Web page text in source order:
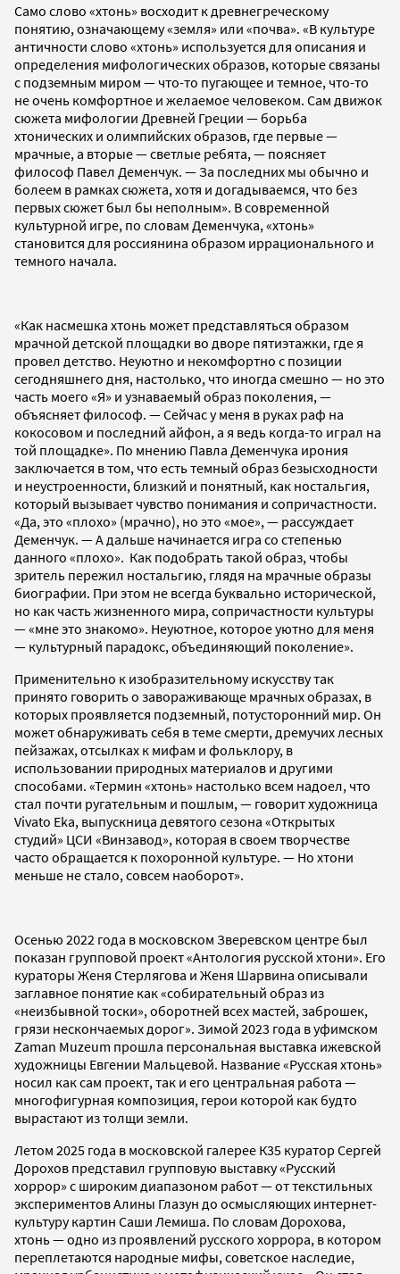
Само слово «хтонь» восходит к древнегреческому
понятию, означающему «земля» или «почва». «В культуре
античности слово «хтонь» используется для описания и
определения мифологических образов, которые связаны
с подземным миром — что-то пугающее и темное, что-то
не очень комфортное и желаемое человеком. Сам движок
сюжета мифологии Древней Греции — борьба
хтонических и олимпийских образов, где первые —
мрачные, а вторые — светлые ребята, — поясняет
философ Павел Деменчук. — За последних мы обычно и
болеем в рамках сюжета, хотя и догадываемся, что без
первых сюжет был бы неполным». В современной
культурной игре, по словам Деменчука, «хтонь»
становится для россиянина образом иррационального и
темного начала.
«Как насмешка хтонь может представляться образом
мрачной детской площадки во дворе пятиэтажки, где я
провел детство. Неуютно и некомфортно с позиции
сегодняшнего дня, настолько, что иногда смешно — но это
часть моего «Я» и узнаваемый образ поколения, —
объясняет философ. — Сейчас у меня в руках раф на
кокосовом и последний айфон, а я ведь когда-то играл на
той площадке». По мнению Павла Деменчука ирония
заключается в том, что есть темный образ безысходности
и неустроенности, близкий и понятный, как ностальгия,
который вызывает чувство понимания и сопричастности.
«Да, это «плохо» (мрачно), но это «мое», — рассуждает
Деменчук. — А дальше начинается игра со степенью
данного «плохо». Как подобрать такой образ, чтобы
зритель пережил ностальгию, глядя на мрачные образы
биографии. При этом не всегда буквально исторической,
но как часть жизненного мира, сопричастности культуры
— «мне это знакомо». Неуютное, которое уютно для меня
— культурный парадокс, объединяющий поколение».
Применительно к изобразительному искусству так
принято говорить о завораживающе мрачных образах, в
которых проявляется подземный, потусторонний мир. Он
может обнаруживать себя в теме смерти, дремучих лесных
пейзажах, отсылках к мифам и фольклору, в
использовании природных материалов и другими
способами. «Термин «хтонь» настолько всем надоел, что
стал почти ругательным и пошлым, — говорит художница
Vivato Eka, выпускница девятого сезона «Открытых
студий» ЦСИ «Винзавод», которая в своем творчестве
часто обращается к похоронной культуре. — Но хтони
меньше не стало, совсем наоборот».
Осенью 2022 года в московском Зверевском центре был
показан групповой проект «Антология русской хтони». Его
кураторы Женя Стерлягова и Женя Шарвина описывали
заглавное понятие как «собирательный образ из
«неизбывной тоски», оборотней всех мастей, заброшек,
грязи нескончаемых дорог». Зимой 2023 года в уфимском
Zaman Muzeum прошла персональная выставка ижевской
художницы Евгении Мальцевой. Название «Русская хтонь»
носил как сам проект, так и его центральная работа —
многофигурная композиция, герои которой как будто
вырастают из толщи земли.
Летом 2025 года в московской галерее К35 куратор Сергей
Дорохов представил групповую выставку «Русский
хоррор» с широким диапазоном работ — от текстильных
экспериментов Алины Глазун до осмысляющих интернет-
культуру картин Саши Лемиша. По словам Дорохова,
хтонь — одно из проявлений русского хоррора, в котором
переплетаются народные мифы, советское наследие,